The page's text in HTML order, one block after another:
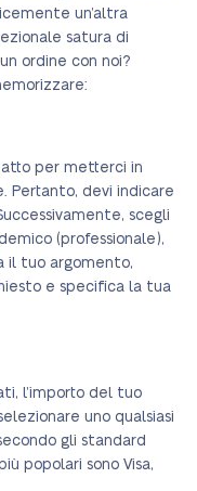
un’altra
satura di
ordine con noi?
per metterci in
Pertanto, devi indicare
scegli
(professionale),
il tuo argomento,
e specifica la tua
l’importo del tuo
uno qualsiasi
gli standard
popolari sono Visa,